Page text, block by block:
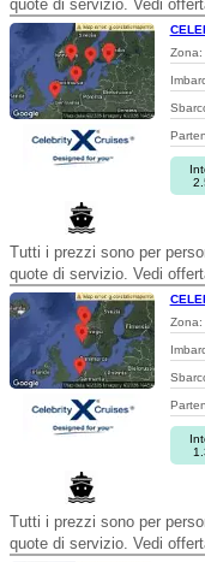
quote di servizio. Vedi
Zona:
Tutti i prezzi sono per
quote di servizio. Vedi
Zona:
Tutti i prezzi sono per
quote di servizio. Vedi